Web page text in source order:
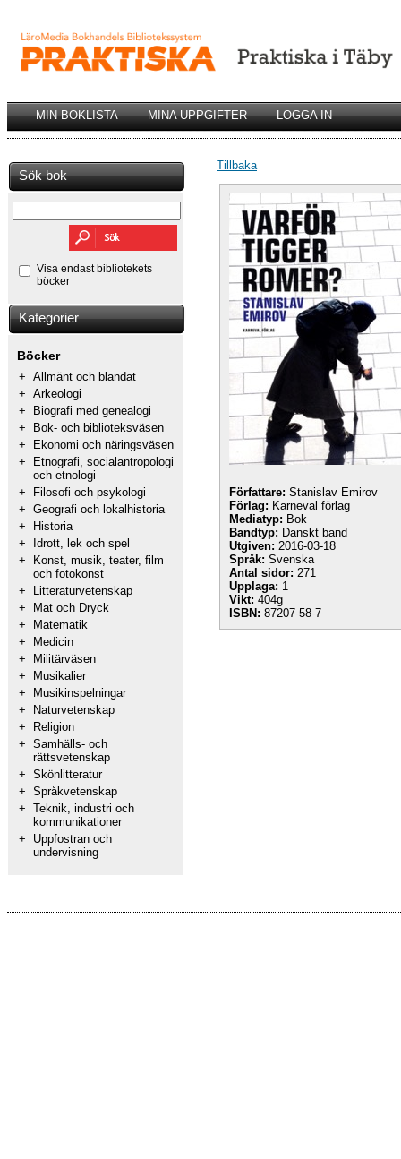
MIN BOKLISTA MINA UPPGIFTER LOGGA IN
Sök bok
Visa endast bibliotekets
böcker
Kategorier
Böcker
+ Allmänt och blandat
+ Arkeologi
+
Biografi med genealogi
+
Bok- och biblioteksväsen
+
Ekonomi och näringsväsen
+
Etnografi, socialantropologi
och etnologi
+
Filosofi och psykologi
+ Geografi och lokalhistoria
+
Historia
+
Idrott, lek och spel
+
Konst, musik, teater, film
och fotokonst
+
Litteraturvetenskap
+
Mat och Dryck
+
Matematik
+
Medicin
+
Militärväsen
+
Musikalier
+
Musikinspelningar
+
Naturvetenskap
+
Religion
+ Samhälls- och
rättsvetenskap
+ Skönlitteratur
+ Språkvetenskap
+ Teknik, industri och
kommunikationer
+
Uppfostran och
undervisning
Tillbaka
Författare: Stanislav Emirov
Förlag: Karneval förlag
Mediatyp: Bok
Bandtyp: Danskt band
Utgiven: 2016-03-18
Språk: Svenska
Antal sidor: 271
Upplaga: 1
Vikt: 404g
ISBN: 87207-58-7